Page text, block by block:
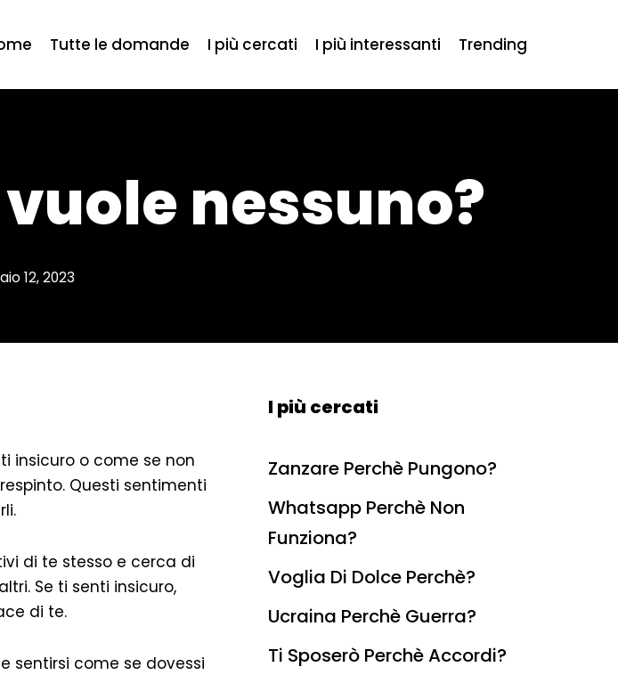
Tutte le domande I più cercati I più interessanti Trending
nessuno?
12, 2023
insicuro o come se non
Questi sentimenti
di te stesso e cerca di
Se ti senti insicuro,
di te.
sentirsi come se dovessi
I più cercati
Zanzare Perchè Pungono?
Whatsapp Perchè Non
Funziona?
Voglia Di Dolce Perchè?
Ucraina Perchè Guerra?
Ti Sposerò Perchè Accordi?